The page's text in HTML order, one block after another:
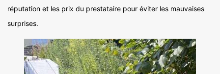
réputation et les prix du prestataire pour éviter les mauvaises
surprises.